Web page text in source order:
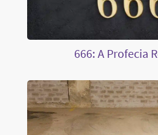
666: A Profecia